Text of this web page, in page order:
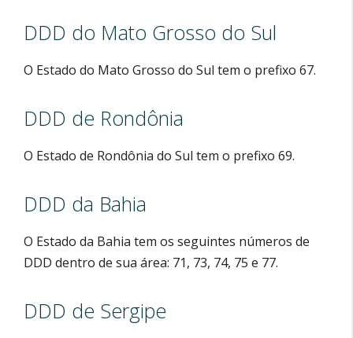
DDD do Mato Grosso do Sul
O Estado do Mato Grosso do Sul tem o prefixo 67.
DDD de Rondônia
O Estado de Rondônia do Sul tem o prefixo 69.
DDD da Bahia
O Estado da Bahia tem os seguintes números de
DDD dentro de sua área: 71, 73, 74, 75 e 77.
DDD de Sergipe